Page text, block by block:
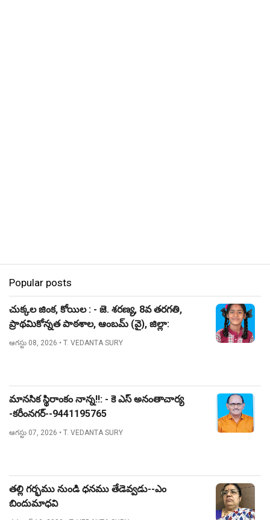
Popular posts
చుక్కల జింక, కోయిల : - జె. శరణ్య, 8వ తరగతి,
ప్రాథమికోన్నత పాఠశాల, ఆంబమ్ (వై), జిల్లా:
నిజామాబాద్.
ఆగస్టు 08, 2026 • T. VEDANTA SURY
మానసిక స్థిరాంకం నాన్న!!: - కె ఎస్ అనంతాచార్య
-కరీంనగర్--9441195765
ఆగస్టు 07, 2026 • T. VEDANTA SURY
తల్లి గర్భము నుండి ధనము తేడెవ్వడు--ఎం
బిందుమాధవి